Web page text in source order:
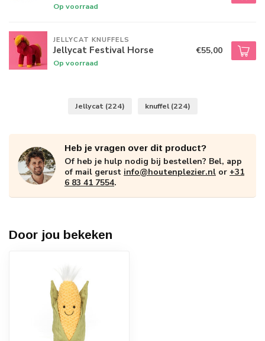
Op voorraad
JELLYCAT KNUFFELS
Jellycat Festival Horse
Op voorraad
€55,00
Jellycat (224) knuffel (224)
Heb je vragen over dit product?
Of heb je hulp nodig bij bestellen? Bel, app
of mail gerust info@houtenplezier.nl or +31
6 83 41 7554.
Door jou bekeken